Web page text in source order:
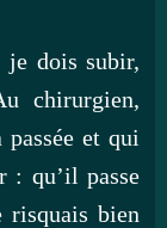
je dois subir,
chirurgien,
et qui
: qu’il passe
risquais bien